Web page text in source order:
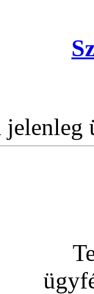
jelenleg